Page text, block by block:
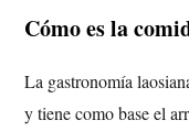
Cómo es la
La gastronomía
y tiene como base el